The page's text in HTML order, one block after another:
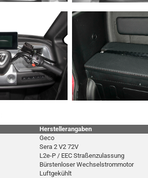
Herstellerangaben
Geco
Sera 2 V2 72V
L2e-P / EEC Straßenzulassung
Bürstenloser Wechselstrommotor
Luftgekühlt